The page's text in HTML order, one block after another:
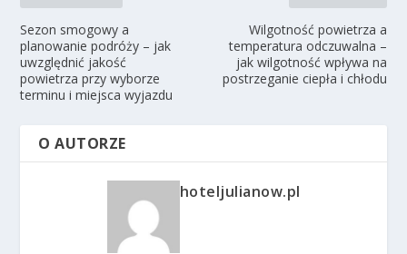
Sezon smogowy a
planowanie podróży – jak
uwzględnić jakość
powietrza przy wyborze
terminu i miejsca wyjazdu
Wilgotność powietrza a
temperatura odczuwalna –
jak wilgotność wpływa na
postrzeganie ciepła i chłodu
O AUTORZE
hoteljulianow.pl